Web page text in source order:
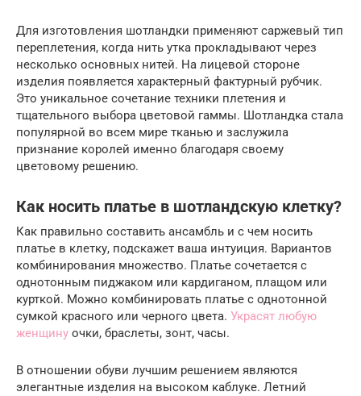
Для изготовления шотландки применяют саржевый тип
переплетения, когда нить утка прокладывают через
несколько основных нитей. На лицевой стороне
изделия появляется характерный фактурный рубчик.
Это уникальное сочетание техники плетения и
тщательного выбора цветовой гаммы. Шотландка стала
популярной во всем мире тканью и заслужила
признание королей именно благодаря своему
цветовому решению.
Как носить платье в шотландскую клетку?
Как правильно составить ансамбль и с чем носить
платье в клетку, подскажет ваша интуиция. Вариантов
комбинирования множество. Платье сочетается с
однотонным пиджаком или кардиганом, плащом или
курткой. Можно комбинировать платье с однотонной
сумкой красного или черного цвета. Украсят любую
женщину очки, браслеты, зонт, часы.
В отношении обуви лучшим решением являются
элегантные изделия на высоком каблуке. Летний